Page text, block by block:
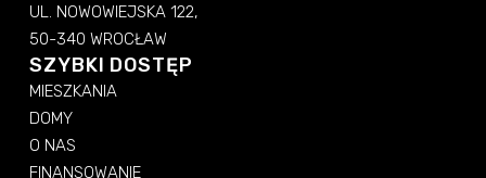
UL. NOWOWIEJSKA 122,
50-340 WROCŁAW
SZYBKI DOSTĘP
MIESZKANIA
DOMY
O NAS
FINANSOWANIE